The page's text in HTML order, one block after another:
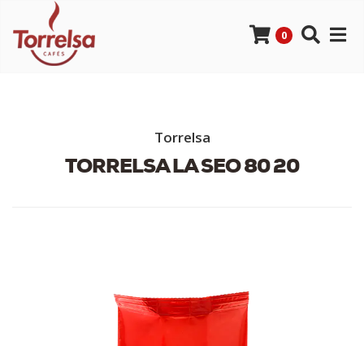
0
Torrelsa
TORRELSA LA SEO 80 20